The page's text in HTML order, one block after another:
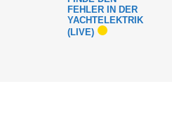
FEHLER IN DER
YACHTELEKTRIK
(LIVE)